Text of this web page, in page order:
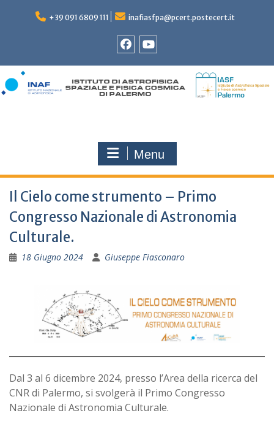
+39 091 6809 111 inafiasfpa@pcert.postecert.it
Menu
Il Cielo come strumento – Primo
Congresso Nazionale di Astronomia
Culturale.
18 Giugno 2024 Giuseppe Fiasconaro
Dal 3 al 6 dicembre 2024, presso l’Area della ricerca del
CNR di Palermo, si svolgerà il Primo Congresso
Nazionale di Astronomia Culturale.